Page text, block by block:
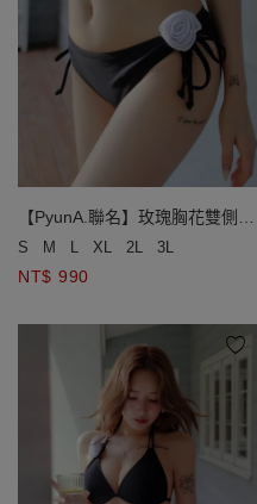
【PyunA.聯名】玫瑰胸花雙側綁
帶低腰泳褲
S M L XL 2L 3L
NT$ 990